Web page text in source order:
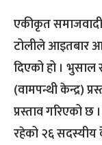
एकीकृत
टोलीले आइतबार
दिएको हो । भुसाल
(वामपन्थी केन्द्र)
प्रस्ताव गरिएको
रहेको २६ सदस्यीय